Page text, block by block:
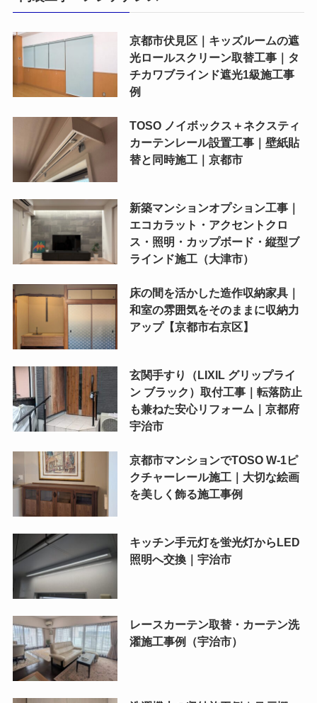
京都市伏見区｜キッズルームの遮
光ロールスクリーン取替工事｜タ
チカワブラインド遮光1級施工事
例
TOSO ノイボックス＋ネクスティ
カーテンレール設置工事｜壁紙貼
替と同時施工｜京都市
新築マンションオプション工事｜
エコカラット・アクセントクロ
ス・照明・カップボード・縦型ブ
ラインド施工（大津市）
床の間を活かした造作収納家具｜
和室の雰囲気をそのままに収納力
アップ【京都市右京区】
玄関手すり（LIXIL グリップライ
ン ブラック）取付工事｜転落防止
も兼ねた安心リフォーム｜京都府
宇治市
京都市マンションでTOSO W-1ピ
クチャーレール施工｜大切な絵画
を美しく飾る施工事例
キッチン手元灯を蛍光灯からLED
照明へ交換｜宇治市
レースカーテン取替・カーテン洗
濯施工事例（宇治市）